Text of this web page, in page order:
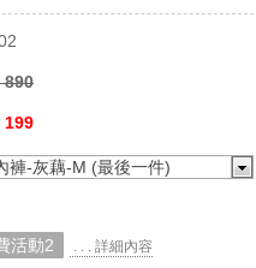
890
199
褲-灰藕-M (最後一件)
活動2 . . . 詳細內容